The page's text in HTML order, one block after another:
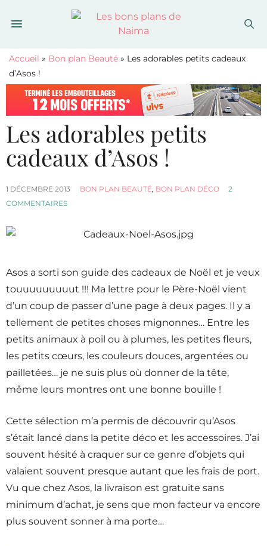
Accueil » Bon plan Beauté » Les adorables petits cadeaux
d’Asos !
Les adorables petits
cadeaux d’Asos !
1 DÉCEMBRE 2013 BON PLAN BEAUTÉ, BON PLAN DÉCO
2
COMMENTAIRES
Asos a sorti son guide des cadeaux de Noël et je veux
touuuuuuuuut !!! Ma lettre pour le Père-Noël vient
d’un coup de passer d’une page à deux pages. Il y a
tellement de petites choses mignonnes… Entre les
petits animaux à poil ou à plumes, les petites fleurs,
les petits cœurs, les couleurs douces, argentées ou
pailletées… je ne suis plus où donner de la tête,
même leurs montres ont une bonne bouille !
Cette sélection m’a permis de découvrir qu’Asos
s’était lancé dans la petite déco et les accessoires. J’ai
souvent hésité à craquer sur ce genre d’objets qui
valaient souvent presque autant que les frais de port.
Vu que chez Asos, la livraison est gratuite sans
minimum d’achat, je sens que mon facteur va encore
plus souvent sonner à ma porte…